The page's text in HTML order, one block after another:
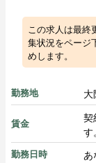
この求人は最終
集状況をページ
めします。
勤務地
賃金
契
す。
勤務日時 あ